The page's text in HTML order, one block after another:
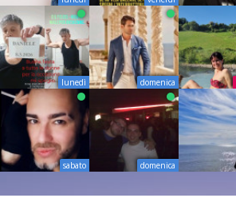
lunedì domenica
sabato domenica